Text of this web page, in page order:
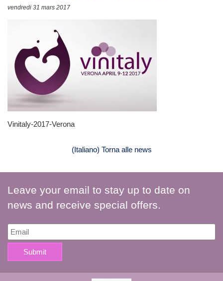
vendredi 31 mars 2017
Vinitaly-2017-Verona
(Italiano) Torna alle news
Leave your email to stay up to date on
news and receive special offers.